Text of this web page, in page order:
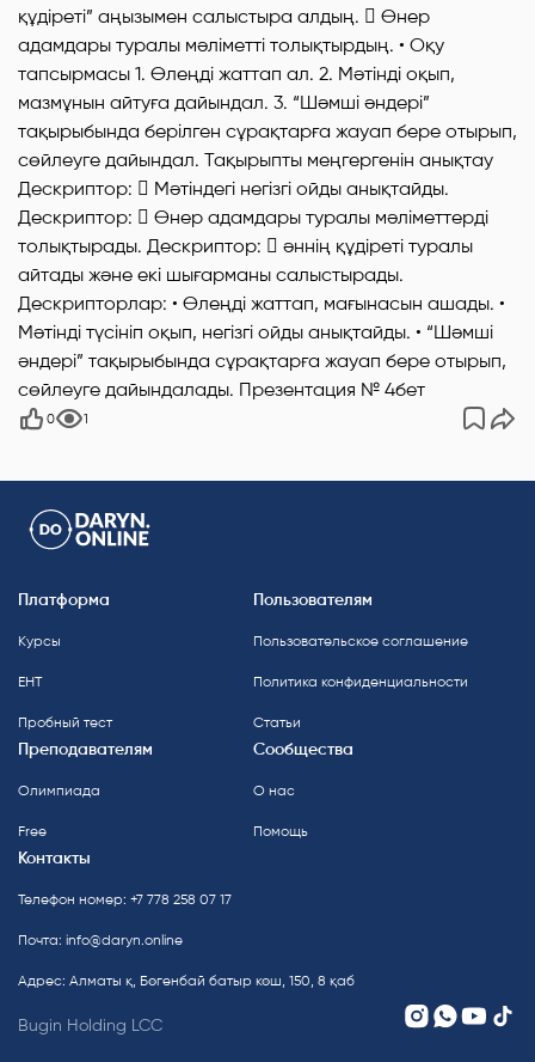
құдіреті” аңызымен салыстыра алдың.  Өнер
адамдары туралы мәліметті толықтырдың. • Оқу
тапсырмасы 1. Өлеңді жаттап ал. 2. Мәтінді оқып,
мазмұнын айтуға дайындал. 3. “Шәмші әндері”
тақырыбында берілген сұрақтарға жауап бере отырып,
сөйлеуге дайындал. Тақырыпты меңгергенін анықтау
Дескриптор:  Мәтіндегі негізгі ойды анықтайды.
Дескриптор:  Өнер адамдары туралы мәліметтерді
толықтырады. Дескриптор:  әннің құдіреті туралы
айтады және екі шығарманы салыстырады.
Дескрипторлар: • Өлеңді жаттап, мағынасын ашады. •
Мәтінді түсініп оқып, негізгі ойды анықтайды. • “Шәмші
әндері” тақырыбында сұрақтарға жауап бере отырып,
сөйлеуге дайындалады. Презентация № 4бет
0 1
Платформа
Курсы
ЕНТ
Пробный тест
Пользователям
Пользовательское соглашение
Политика конфиденциальности
Статьи
Преподавателям
Олимпиада
Free
Сообщества
О нас
Помощь
Контакты
Телефон номер: +7 778 258 07 17
Почта: info@daryn.online
Адрес: Алматы қ, Бөгенбай батыр көш, 150, 8 қаб
Bugin Holding LCC